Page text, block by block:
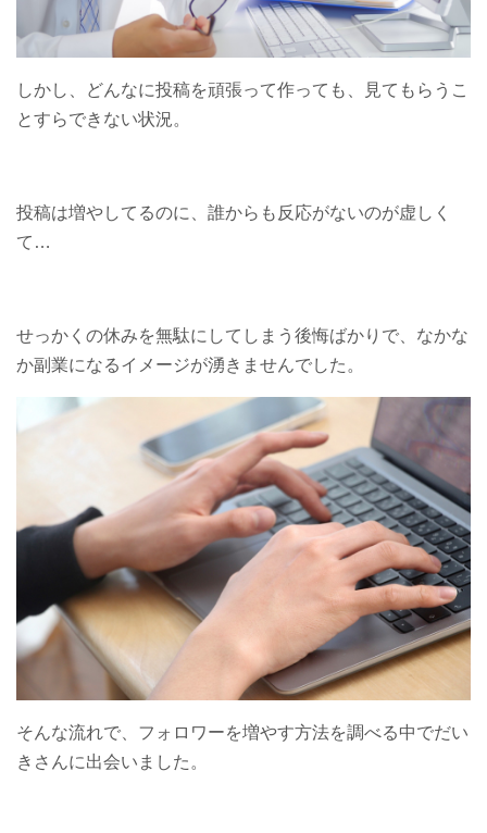
しかし、どんなに投稿を頑張って作っても、見てもらうこ
とすらできない状況。
投稿は増やしてるのに、誰からも反応がないのが虚しく
て…
せっかくの休みを無駄にしてしまう後悔ばかりで、なかな
か副業になるイメージが湧きませんでした。
そんな流れで、フォロワーを増やす方法を調べる中でだい
きさんに出会いました。